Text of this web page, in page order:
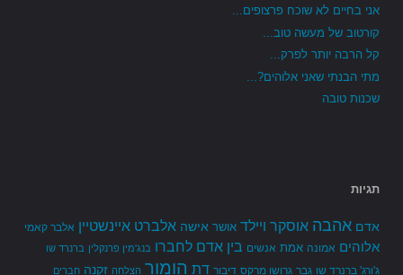
אני בחיים לא שוכח פרצופים...
קורטוב של מעשה טוב...
קל הרבה יותר לפרק...
מתי הבנתי שאני אלוהים?...
שכנות טובה
תגיות
אדם אהבה אוסקר ויילד אושר אישה אלברט איינשטיין אלבר קאמי
אלוהים אמונה אמת אנשים בין אדם לחברו בנג'מין פרנקלין ברנרד שו
ג'ורג' ברנרד שו גבר גרושו מרקס דיבור דת הומור הצלחה זקנה חברים